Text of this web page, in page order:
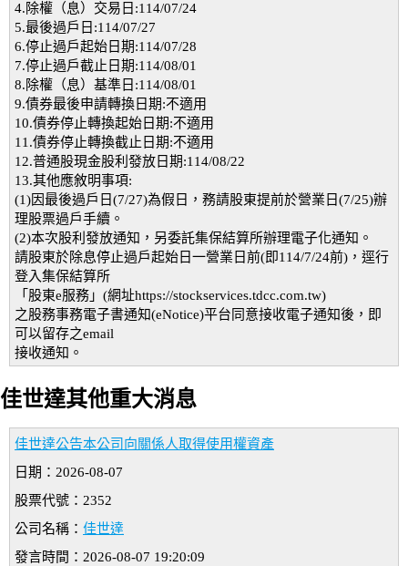
4.除權（息）交易日:114/07/24
5.最後過戶日:114/07/27
6.停止過戶起始日期:114/07/28
7.停止過戶截止日期:114/08/01
8.除權（息）基準日:114/08/01
9.債券最後申請轉換日期:不適用
10.債券停止轉換起始日期:不適用
11.債券停止轉換截止日期:不適用
12.普通股現金股利發放日期:114/08/22
13.其他應敘明事項:
(1)因最後過戶日(7/27)為假日，務請股東提前於營業日(7/25)辦
理股票過戶手續。
(2)本次股利發放通知，另委託集保結算所辦理電子化通知。
請股東於除息停止過戶起始日一營業日前(即114/7/24前)，逕行
登入集保結算所
「股東e服務」(網址https://stockservices.tdcc.com.tw)
之股務事務電子書通知(eNotice)平台同意接收電子通知後，即
可以留存之email
接收通知。
佳世達其他重大消息
佳世達公告本公司向關係人取得使用權資產
日期：2026-08-07
股票代號：2352
公司名稱： 佳世達
發言時間：2026-08-07 19:20:09